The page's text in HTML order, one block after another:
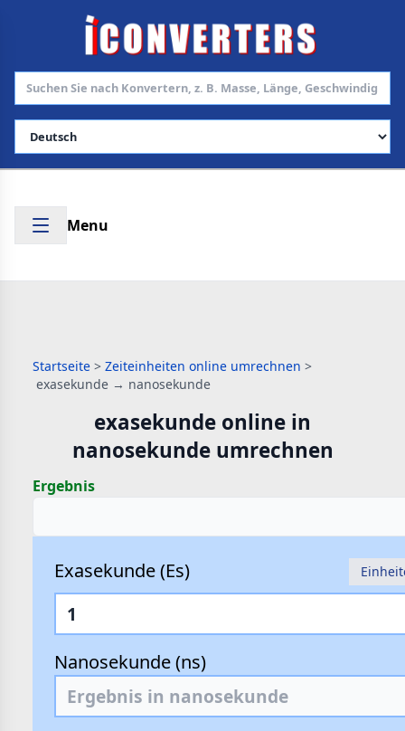
Sprache auswählen
Menu
Startseite > Zeiteinheiten online umrechnen >
exasekunde → nanosekunde
exasekunde online in
nanosekunde umrechnen
Ergebnis
Exasekunde (Es)
Nanosekunde (ns)